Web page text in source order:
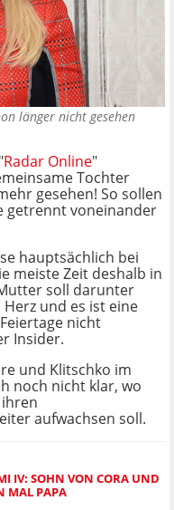
länger nicht gesehen
Radar Online"
Tochter
gesehen! So sollen
getrennt voneinander
hauptsächlich bei
meiste Zeit deshalb in
soll darunter
und es ist eine
nicht
Insider.
und Klitschko im
noch nicht klar, wo
aufwachsen soll.
IV: SOHN VON CORA UND
MAL PAPA